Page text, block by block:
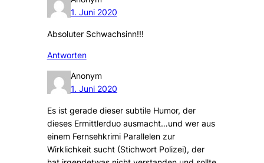
1. Juni 2020
Absoluter Schwachsinn!!!
Antworten
Anonym
1. Juni 2020
Es ist gerade dieser subtile Humor, der
dieses Ermittlerduo ausmacht…und wer aus
einem Fernsehkrimi Parallelen zur
Wirklichkeit sucht (Stichwort Polizei), der